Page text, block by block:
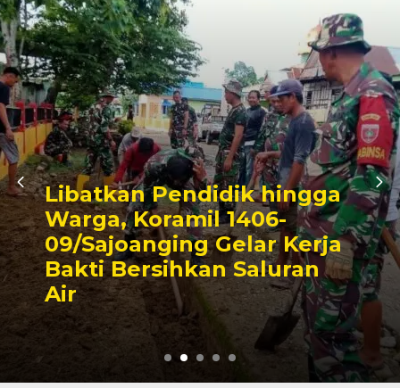
Triwulan II 2026,
Pendapatan Makassar
Capai 49 Persen, Surplus
Rp130 Miliar